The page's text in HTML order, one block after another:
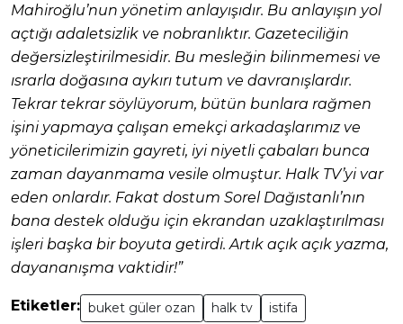
Mahiroğlu’nun yönetim anlayışıdır. Bu anlayışın yol
açtığı adaletsizlik ve nobranlıktır. Gazeteciliğin
değersizleştirilmesidir. Bu mesleğin bilinmemesi ve
ısrarla doğasına aykırı tutum ve davranışlardır.
Tekrar tekrar söylüyorum, bütün bunlara rağmen
işini yapmaya çalışan emekçi arkadaşlarımız ve
yöneticilerimizin gayreti, iyi niyetli çabaları bunca
zaman dayanmama vesile olmuştur. Halk TV’yi var
eden onlardır. Fakat dostum Sorel Dağıstanlı’nın
bana destek olduğu için ekrandan uzaklaştırılması
işleri başka bir boyuta getirdi. Artık açık açık yazma,
dayananışma vaktidir!”
Etiketler: buket güler ozan halk tv istifa